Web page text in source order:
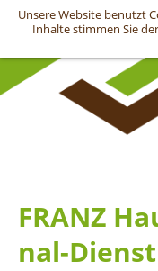
Unsere Website benutzt
Inhalte stimmen Sie
FRANZ
nal-